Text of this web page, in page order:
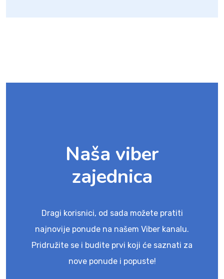
Naša viber
zajednica
Dragi korisnici, od sada možete pratiti
najnovije ponude na našem Viber kanalu.
Pridružite se i budite prvi koji će saznati za
nove ponude i popuste!